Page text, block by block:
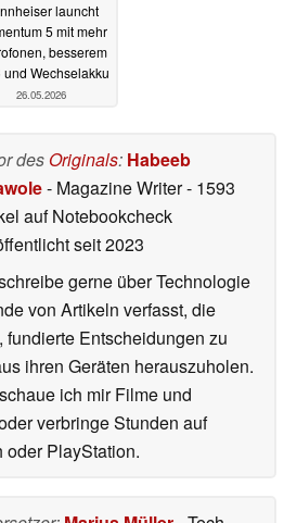
launcht
5 mit mehr
besserem
und Wechselakku
26.05.2026
des Originals: Habeeb
- Magazine Writer- 1593
auf Notebookcheck
seit 2023
gerne über Technologie
von Artikeln verfasst, die
Entscheidungen zu
ihren Geräten herauszuholen.
ich mir Filme und
verbringe Stunden auf
oder PlayStation.